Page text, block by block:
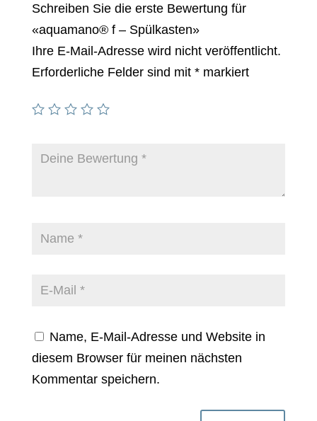
Schreiben Sie die erste Bewertung für
«aquamano® f – Spülkasten»
Ihre E-Mail-Adresse wird nicht veröffentlicht.
Erforderliche Felder sind mit *markiert
Name, E-Mail-Adresse und Website in
diesem Browser für meinen nächsten
Kommentar speichern.